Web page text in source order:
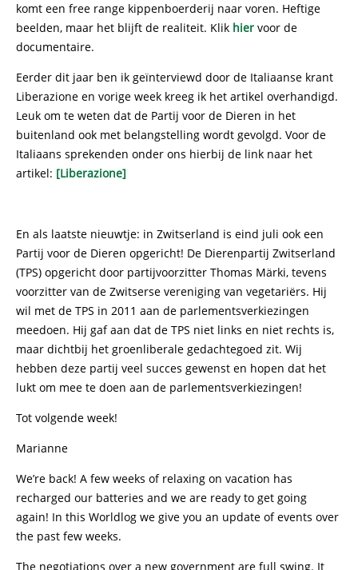
komt een free range kippenboerderij naar voren. Heftige
beelden, maar het blijft de realiteit. Klik hier voor de
documentaire.
Eerder dit jaar ben ik geïnterviewd door de Italiaanse krant
Liberazione en vorige week kreeg ik het artikel overhandigd.
Leuk om te weten dat de Partij voor de Dieren in het
buitenland ook met belangstelling wordt gevolgd. Voor de
Italiaans sprekenden onder ons hierbij de link naar het
artikel: [Liberazione]
En als laatste nieuwtje: in Zwitserland is eind juli ook een
Partij voor de Dieren opgericht! De Dierenpartij Zwitserland
(TPS) opgericht door partijvoorzitter Thomas Märki, tevens
voorzitter van de Zwitserse vereniging van vegetariërs. Hij
wil met de TPS in 2011 aan de parlementsverkiezingen
meedoen. Hij gaf aan dat de TPS niet links en niet rechts is,
maar dichtbij het groenliberale gedachtegoed zit. Wij
hebben deze partij veel succes gewenst en hopen dat het
lukt om mee te doen aan de parlementsverkiezingen!
Tot volgende week!
Marianne
We’re back! A few weeks of relaxing on vacation has
recharged our batteries and we are ready to get going
again! In this Worldlog we give you an update of events over
the past few weeks.
The negotiations over a new government are full swing. It